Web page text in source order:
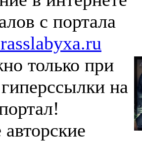
с портала
только при
на